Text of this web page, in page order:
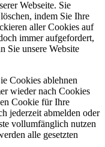
Webseite. Sie
indem Sie Ihre
aller Cookies auf
immer aufgefordert,
Sie unsere Website
Cookies ablehnen
wieder nach Cookies
Cookie für Ihre
jederzeit abmelden oder
vollumfänglich nutzen
alle gesetzten